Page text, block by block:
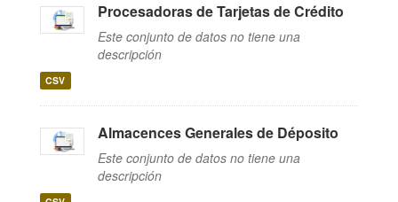
Procesadoras de Tarjetas de Crédito
Este conjunto de datos no tiene una
descripción
CSV
Almacences Generales de Déposito
Este conjunto de datos no tiene una
descripción